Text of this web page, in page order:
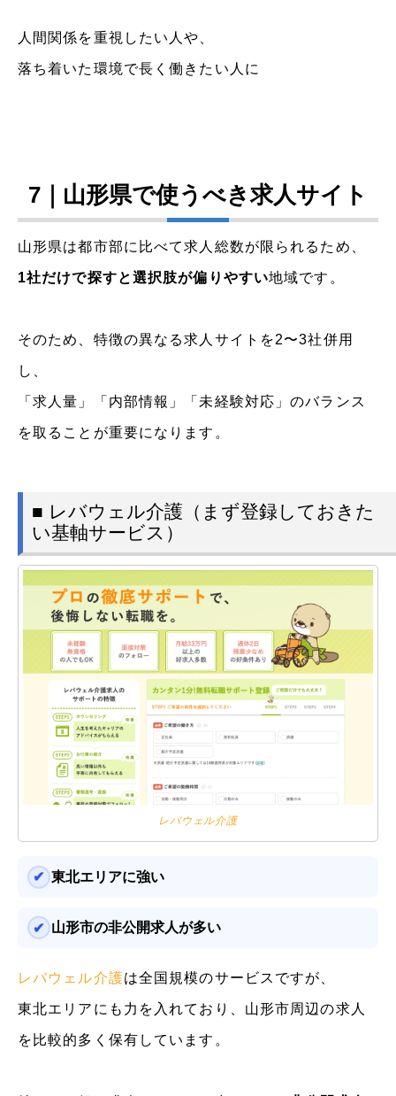
人間関係を重視したい人や、
落ち着いた環境で長く働きたい人に
7｜山形県で使うべき求人サイト
山形県は都市部に比べて求人総数が限られるため、
1社だけで探すと選択肢が偏りやすい地域です。
そのため、特徴の異なる求人サイトを2〜3社併用
し、
「求人量」「内部情報」「未経験対応」のバランス
を取ることが重要になります。
■ レバウェル介護（まず登録しておきた
い基軸サービス）
レバウェル介護
東北エリアに強い
山形市の非公開求人が多い
レバウェル介護は全国規模のサービスですが、
東北エリアにも力を入れており、山形市周辺の求人
を比較的多く保有しています。